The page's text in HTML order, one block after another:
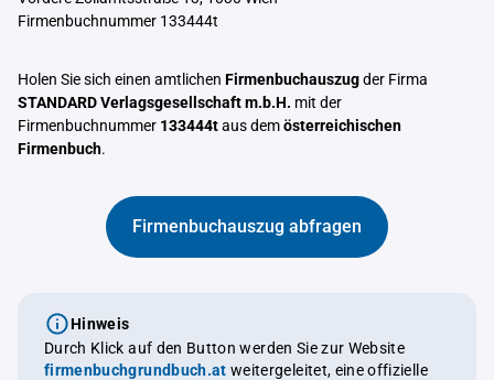
Firmenbuchnummer 133444t
Holen Sie sich einen amtlichen Firmenbuchauszugder Firma
STANDARD Verlagsgesellschaft m.b.H. mit der
Firmenbuchnummer 133444taus demösterreichischen
Firmenbuch.
Firmenbuchauszug abfragen
Hinweis
Durch Klick auf den Button werden Sie zur Website
firmenbuchgrundbuch.at weitergeleitet, eine offizielle